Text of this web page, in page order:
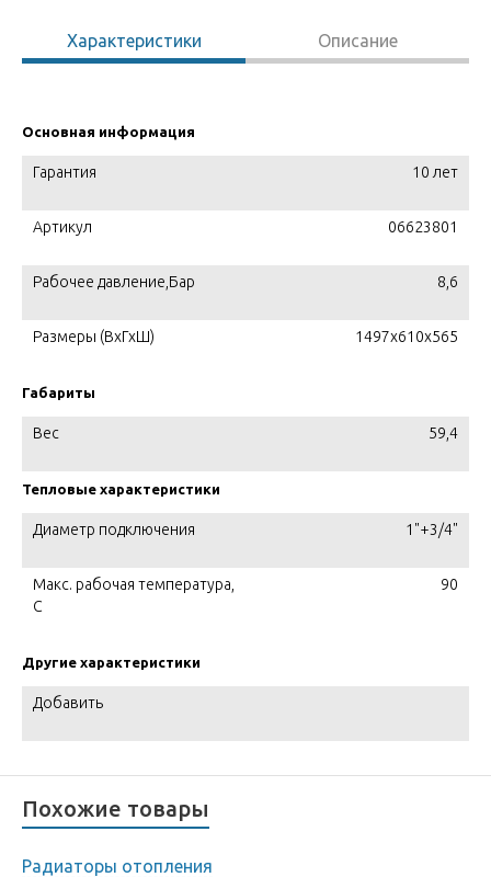
Характеристики Описание
Основная информация
Гарантия 10 лет
Артикул 06623801
Рабочее давление,Бар 8,6
Размеры (ВхГхШ) 1497x610х565
Габариты
Вес 59,4
Тепловые характеристики
Диаметр подключения 1"+3/4"
Макс. рабочая температура,
C
90
Другие характеристики
Добавить
Похожие товары
Радиаторы отопления